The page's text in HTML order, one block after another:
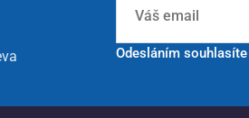
Odesláním